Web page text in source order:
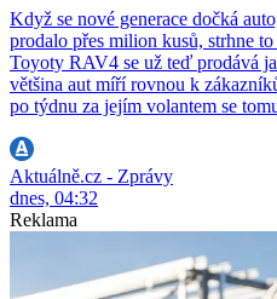
Když se nové generace dočká
prodalo přes milion kusů, strhne
Toyoty RAV4 se už teď prodává
většina aut míří rovnou k
po týdnu za jejím volantem se
Aktuálně.cz - Zprávy
dnes, 04:32
Reklama